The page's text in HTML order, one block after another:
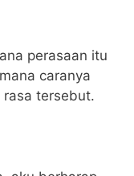
perasaan itu
caranya
tersebut.